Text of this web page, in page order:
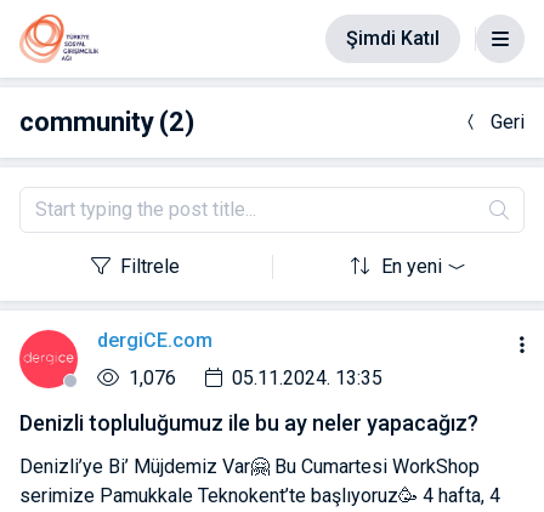
Şimdi Katıl
community (2) Geri
Filtrele En yeni
dergiCE.com
1,076
05.11.2024. 13:35
Denizli topluluğumuz ile bu ay neler yapacağız?
Denizli’ye Bi’ Müjdemiz Var🤗 Bu Cumartesi WorkShop
serimize Pamukkale Teknokent’te başlıyoruz🥳 4 hafta, 4